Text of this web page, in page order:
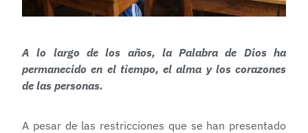
A lo largo de los años, la Palabra de Dios ha
permanecido en el tiempo, el alma y los corazones
de las personas.
A pesar de las restricciones que se han presentado